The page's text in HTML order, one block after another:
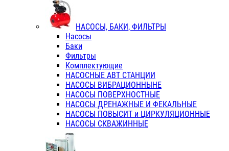
НАСОСЫ, БАКИ, ФИЛЬТРЫ
Насосы
Баки
Фильтры
Комплектующие
НАСОСНЫЕ АВТ СТАНЦИИ
НАСОСЫ ВИБРАЦИОННЫНЕ
НАСОСЫ ПОВЕРХНОСТНЫЕ
НАСОСЫ ДРЕНАЖНЫЕ И ФЕКАЛЬНЫЕ
НАСОСЫ ПОВЫСИТ и ЦИРКУЛЯЦИОННЫЕ
НАСОСЫ СКВАЖИННЫЕ